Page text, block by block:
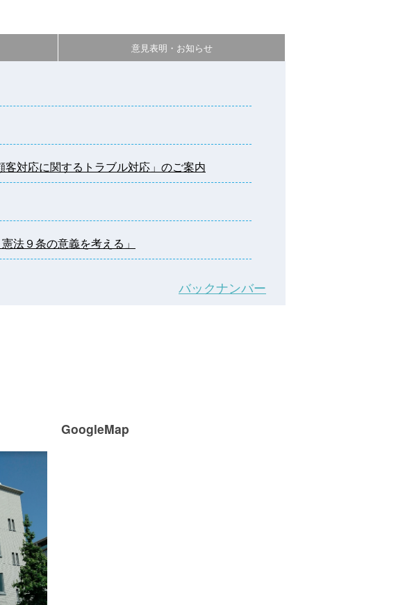
客対応に関するトラブル対応」のご案内
法９条の意義を考える」
バックナンバー
意見表明・お知らせ
GoogleMap